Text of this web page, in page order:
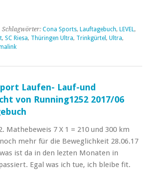
Schlagwörter: Cona Sports, Lauftagebuch, LEVEL,
, SC Riesa, Thüringen Ultra, Trinkgürtel , Ultra,
Laufen- Lauf-und
von Running1252 2017/06
Mathebeweis 7 X 1 = 210 und 300 km
mehr für die Beweglichkeit 28.06.17
ist da in den lezten Monaten in
Egal was ich tue, ich bleibe fit.